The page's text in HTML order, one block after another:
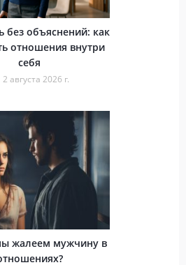
без объяснений: как
отношения внутри
себя
2 августа 2026 г.
жалеем мужчину в